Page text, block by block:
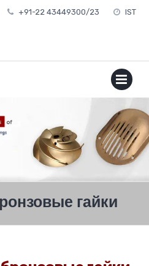
+91-22 43449300/23
IST
MENU
гайки